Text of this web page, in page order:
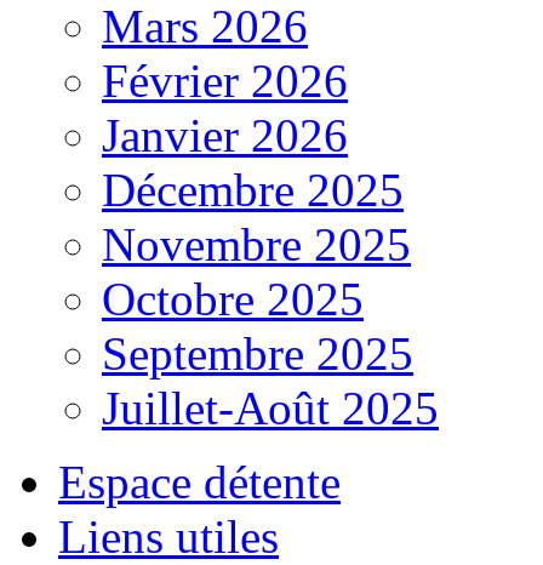
Mars 2026
Février 2026
Janvier 2026
Décembre 2025
Novembre 2025
Octobre 2025
Septembre 2025
Juillet-Août 2025
Espace détente
Liens utiles